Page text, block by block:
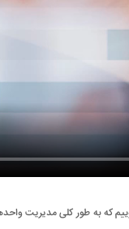
که به طور کلی مدیریت